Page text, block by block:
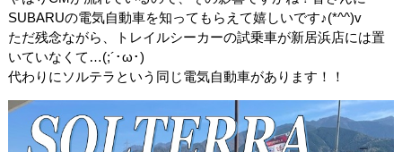
SUBARUの電気自動車を知ってもらえて嬉しいです♪(*^^)v
ただ残念ながら、トレイルシーカーの試乗車が新居浜店には置
いていなくて…(;´･ω･)
代わりにソルテラという同じ電気自動車があります！！